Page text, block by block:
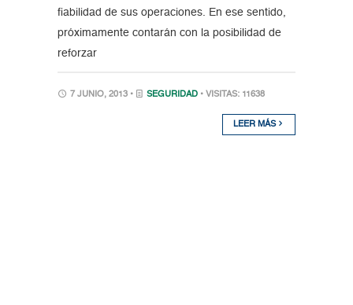
fiabilidad de sus operaciones. En ese sentido,
próximamente contarán con la posibilidad de
reforzar
7 JUNIO, 2013 • SEGURIDAD • VISITAS: 11638
LEER MÁS